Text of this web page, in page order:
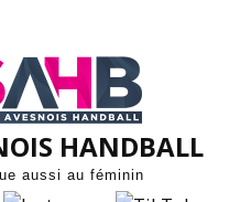
HANDBALL
aussi au féminin